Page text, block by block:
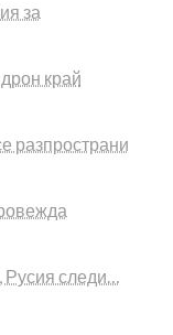
за
край
разпространи
Русия следи…